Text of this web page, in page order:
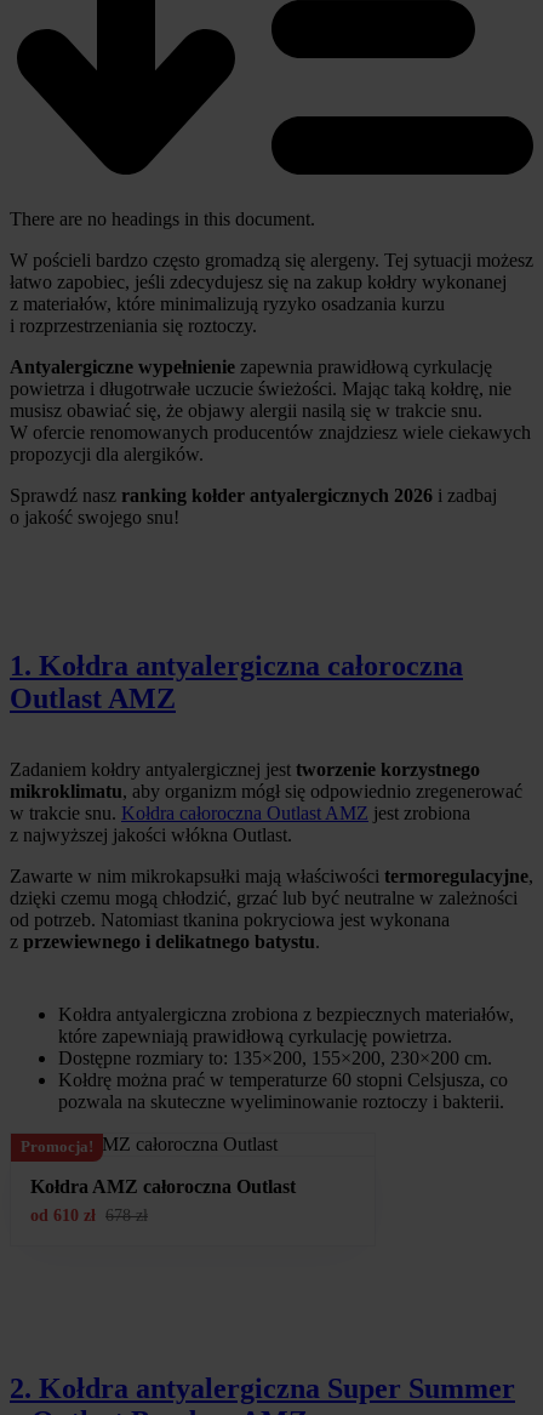
There are no headings in this document.
W pościeli bardzo często gromadzą się alergeny. Tej sytuacji możesz
łatwo zapobiec, jeśli zdecydujesz się na zakup kołdry wykonanej
z materiałów, które minimalizują ryzyko osadzania kurzu
i rozprzestrzeniania się roztoczy.
Antyalergiczne wypełnienie zapewnia prawidłową cyrkulację
powietrza i długotrwałe uczucie świeżości. Mając taką kołdrę, nie
musisz obawiać się, że objawy alergii nasilą się w trakcie snu.
W ofercie renomowanych producentów znajdziesz wiele ciekawych
propozycji dla alergików.
Sprawdź nasz ranking kołder antyalergicznych 2026 i zadbaj
o jakość swojego snu!
1. Kołdra antyalergiczna całoroczna
Outlast AMZ
Zadaniem kołdry antyalergicznej jest tworzenie korzystnego
mikroklimatu, aby organizm mógł się odpowiednio zregenerować
w trakcie snu. Kołdra całoroczna Outlast AMZ jest zrobiona
z najwyższej jakości włókna Outlast.
Zawarte w nim mikrokapsułki mają właściwości termoregulacyjne,
dzięki czemu mogą chłodzić, grzać lub być neutralne w zależności
od potrzeb. Natomiast tkanina pokryciowa jest wykonana
z przewiewnego i delikatnego batystu.
Kołdra antyalergiczna zrobiona z bezpiecznych materiałów,
które zapewniają prawidłową cyrkulację powietrza.
Dostępne rozmiary to: 135×200, 155×200, 230×200 cm.
Kołdrę można prać w temperaturze 60 stopni Celsjusza, co
pozwala na skuteczne wyeliminowanie roztoczy i bakterii.
Promocja!
Kołdra AMZ całoroczna Outlast
od 610 zł 678zł
2. Kołdra antyalergiczna Super Summer